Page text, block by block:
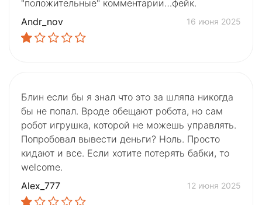
"положительные" комментарии…фейк.
Andr_nov
16 июня 2025
Блин если бы я знал что это за шляпа никогда
бы не попал. Вроде обещают робота, но сам
робот игрушка, которой не можешь управлять.
Попробовал вывести деньги? Ноль. Просто
кидают и все. Если хотите потерять бабки, то
welcome.
Alex_777
12 июня 2025